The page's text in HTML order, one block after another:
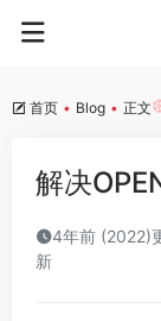
首页 • Blog • 正文
解决
4年前 (2022)
新